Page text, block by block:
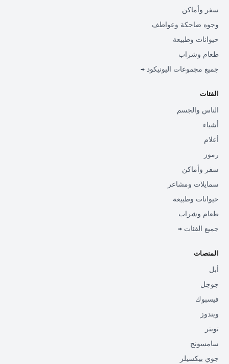
سفر وأماكن
وجوه ضاحكة وعواطف
حيوانات وطبيعة
طعام وشراب
جميع مجموعات اليونيكود →
الفئات
الناس والجسم
أشياء
أعلام
رموز
سفر وأماكن
سمايلات ومشاعر
حيوانات وطبيعة
طعام وشراب
جميع الفئات →
المنصات
أبل
جوجل
فيسبوك
ويندوز
تويتر
سامسونج
جوي بيكسيلز